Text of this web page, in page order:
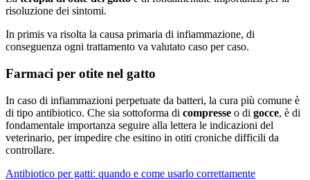
risoluzione dei sintomi.
In primis va risolta la causa primaria di infiammazione, di
conseguenza ogni trattamento va valutato caso per caso.
Farmaci per otite nel gatto
In caso di infiammazioni perpetuate da batteri, la cura più comune è
di tipo antibiotico. Che sia sottoforma di compresse o di gocce, è di
fondamentale importanza seguire alla lettera le indicazioni del
veterinario, per impedire che esitino in otiti croniche difficili da
controllare.
Antibiotico per gatti: quando e come usarlo correttamente